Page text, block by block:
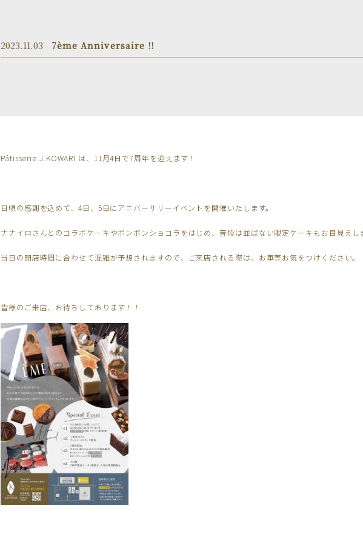
2023.11.03 7ème Anniversaire !!
Pâtisserie J.KOWARI は、11月4日で7周年を迎えます！
日頃の感謝を込めて、4日、5日にアニバーサリーイベントを開催いたします。
ナナイロさんとのコラボケーキやボンボンショコラをはじめ、普段は並ばない限定ケーキもお目見えし
当日の開店時間に合わせて混雑が予想されますので、ご来店される際は、お車等お気をつけください。
皆様のご来店、お待ちしております！！